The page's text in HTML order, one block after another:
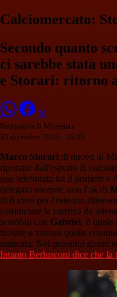
Calciomercato:
Secondo quanto
ci sarebbe stata
e Storari: ritorno
Redazione Il Milanista
31 dicembre 2016 - 16:05
Marco Storari di nuovo al
riportato dall'esperto di
una telefonata tra il portiere e
delegato uscente, con l'ok di
di 6 mesi per l'estremo
cominciare la carriera da
scambio con Gabriel, il quale
titolare e trovare quella
mancata. Nei prossimi giorni
Intanto Berlusconi dice che la